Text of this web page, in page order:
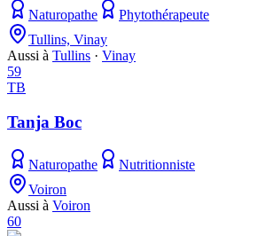
Naturopathe
Phytothérapeute
Tullins, Vinay
Aussi à Tullins · Vinay
59
TB
Tanja Boc
Naturopathe
Nutritionniste
Voiron
Aussi à Voiron
60